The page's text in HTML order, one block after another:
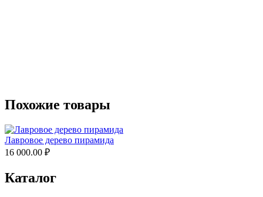
Похожие товары
Лавровое дерево пирамида
16 000.00 ₽
Каталог